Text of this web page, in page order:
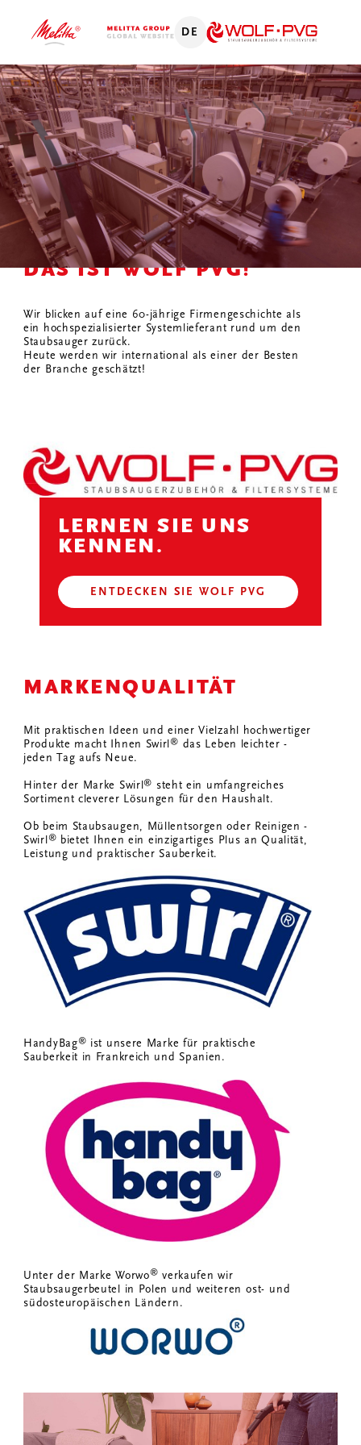
DE
DAS IST WOLF PVG!
Wir blicken auf eine 60-jährige Firmengeschichte als
ein hochspezialisierter Systemlieferant rund um den
Staubsauger zurück.
Heute werden wir international als einer der Besten
der Branche geschätzt!
LERNEN SIE UNS
KENNEN.
ENTDECKEN SIE WOLF PVG
MARKENQUALITÄT
Mit praktischen Ideen und einer Vielzahl hochwertiger
Produkte macht Ihnen Swirl® das Leben leichter -
jeden Tag aufs Neue.
Hinter der Marke Swirl® steht ein umfangreiches
Sortiment cleverer Lösungen für den Haushalt.
Ob beim Staubsaugen, Müllentsorgen oder Reinigen -
Swirl® bietet Ihnen ein einzigartiges Plus an Qualität,
Leistung und praktischer Sauberkeit.
HandyBag® ist unsere Marke für praktische
Sauberkeit in Frankreich und Spanien.
Unter der Marke Worwo® verkaufen wir
Staubsaugerbeutel in Polen und weiteren ost- und
südosteuropäischen Ländern.